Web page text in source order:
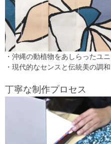
・沖縄の動植物をあしらったユ
・現代的なセンスと伝統美の調和
丁寧な制作プロセス